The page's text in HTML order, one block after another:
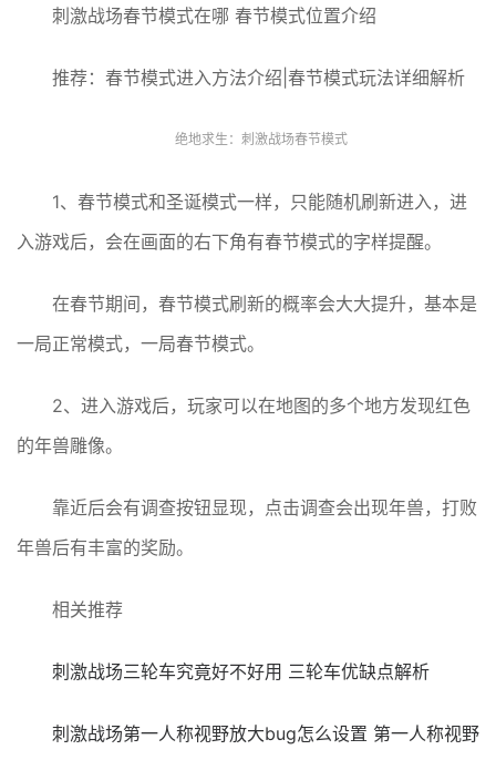
刺激战场春节模式在哪 春节模式位置介绍
推荐：春节模式进入方法介绍|春节模式玩法详细解析
绝地求生：刺激战场春节模式
1、春节模式和圣诞模式一样，只能随机刷新进入，进
入游戏后，会在画面的右下角有春节模式的字样提醒。
在春节期间，春节模式刷新的概率会大大提升，基本是
一局正常模式，一局春节模式。
2、进入游戏后，玩家可以在地图的多个地方发现红色
的年兽雕像。
靠近后会有调查按钮显现，点击调查会出现年兽，打败
年兽后有丰富的奖励。
相关推荐
刺激战场三轮车究竟好不好用 三轮车优缺点解析
刺激战场第一人称视野放大bug怎么设置 第一人称视野